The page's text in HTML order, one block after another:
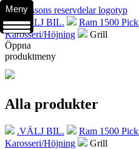
.VÄLJ BIL. Ram 1500
Karosseri/Höjning
Grill
Öppna
produktmeny
Alla produkter
.VÄLJ BIL. Ram 1500
Karosseri/Höjning
Grill
Meny